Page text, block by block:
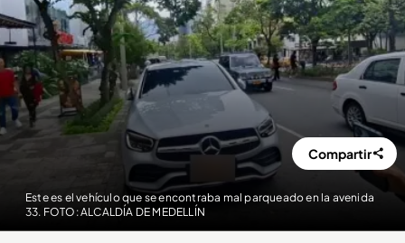
Este es el vehículo que se encontraba mal parqueado en la avenida
33. FOTO: ALCALDÍA DE MEDELLÍN
Compartir